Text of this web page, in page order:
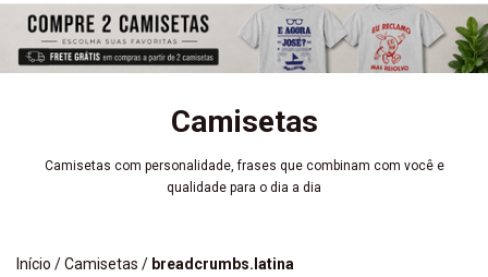
Camisetas
Camisetas com personalidade, frases que combinam com você e
qualidade para o dia a dia
Início /Camisetas / breadcrumbs.latina